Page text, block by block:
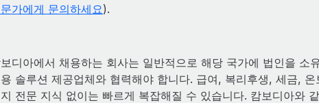
가에게 문의하세요).
디아에서 채용하는 회사는 일반적으로 해당 국가에 법인을 소
솔루션 제공업체와 협력해야 합니다. 급여, 복리후생, 세금,
전문 지식 없이는 빠르게 복잡해질 수 있습니다. 캄보디아와